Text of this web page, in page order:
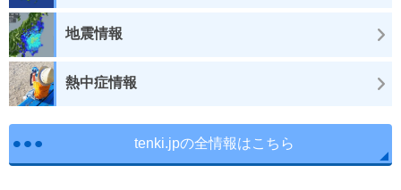
地震情報
熱中症情報
tenki.jpの全情報はこちら